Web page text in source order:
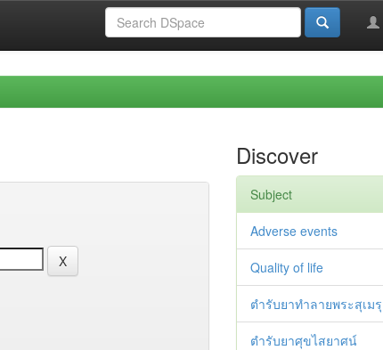
Discover
Subject
Adverse events
Quality of life
ตำรับยาทำลายพระสุเมรุ
ตำรับยาศุขไสยาศน์